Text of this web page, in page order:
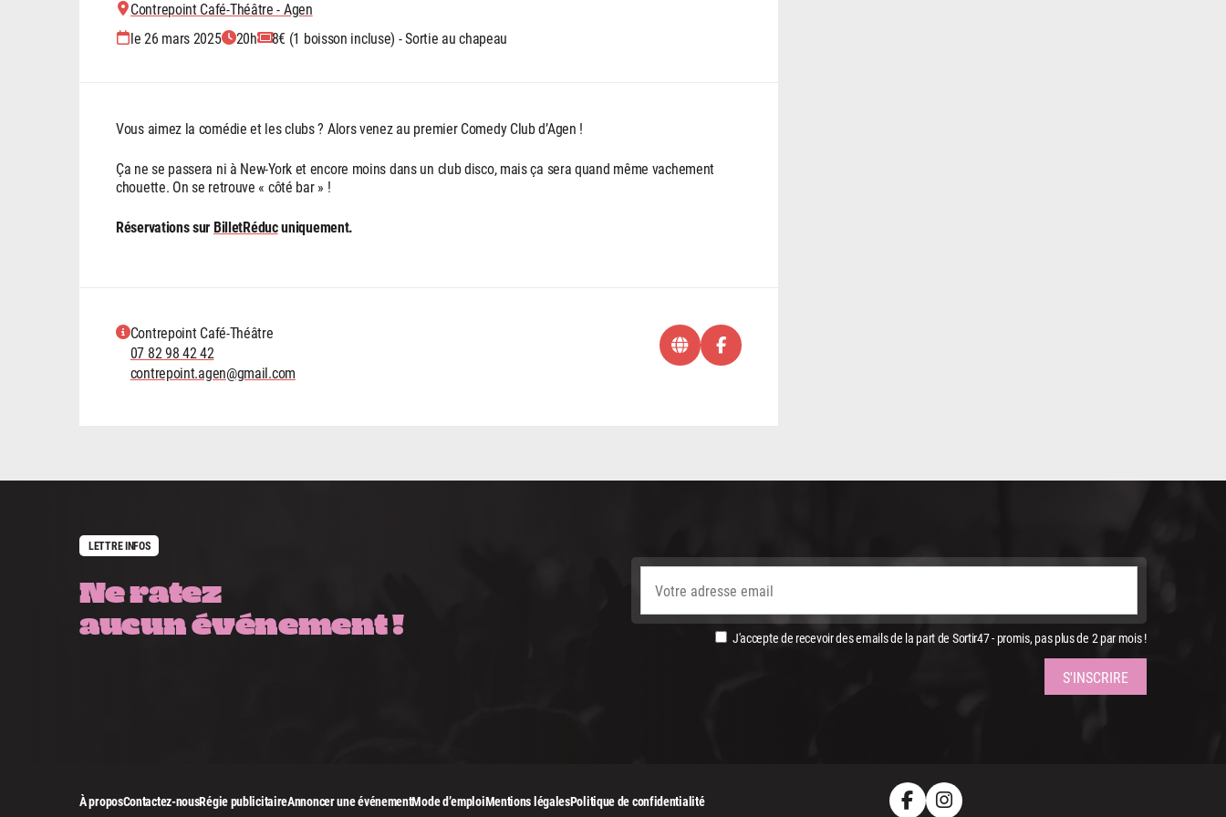
Contrepoint Café-Théâtre - Agen
le 26 mars 2025
20h 8€ (1 boisson incluse) - Sortie au chapeau
Vous aimez la comédie et les clubs ? Alors venez au premier Comedy Club d’Agen !
Ça ne se passera ni à New-York et encore moins dans un club disco, mais ça sera quand même vachement
chouette. On se retrouve « côté bar » !
Réservations sur BilletRéducuniquement.
Contrepoint Café-Théâtre
07 82 98 42 42
contrepoint.agen@gmail.com
LETTRE INFOS
Ne ratez
aucun événement !
J'accepte de recevoir des emails de la part de Sortir47 - promis, pas plus de 2 par mois !
À proposContactez-nousRégie publicitaireAnnoncer une événementMode d’emploiMentions légalesPolitique de confidentialité